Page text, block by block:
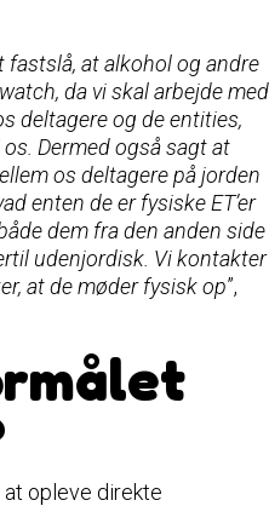
at alkohol og andre
da vi skal arbejde med
deltagere og de entities,
Dermed også sagt at
os deltagere på jorden
enten de er fysiske ET’er
dem fra den anden side
udenjordisk. Vi kontakter
at de møder fysisk op”,
at opleve direkte